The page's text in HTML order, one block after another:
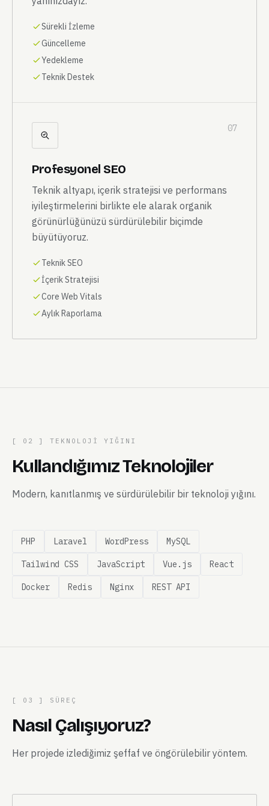
Sürekli İzleme
Güncelleme
Yedekleme
Teknik Destek
07
Profesyonel SEO
Teknik altyapı, içerik stratejisi ve performans
iyileştirmelerini birlikte ele alarak organik
görünürlüğünüzü sürdürülebilir biçimde
büyütüyoruz.
Teknik SEO
İçerik Stratejisi
Core Web Vitals
Aylık Raporlama
[ 02 ] TEKNOLOJI YIĞINI
Kullandığımız Teknolojiler
Modern, kanıtlanmış ve sürdürülebilir bir teknoloji yığını.
PHP Laravel WordPress MySQL
Tailwind CSS JavaScript Vue.js React
Docker Redis Nginx REST API
[ 03 ] SÜREÇ
Nasıl Çalışıyoruz?
Her projede izlediğimiz şeffaf ve öngörülebilir yöntem.